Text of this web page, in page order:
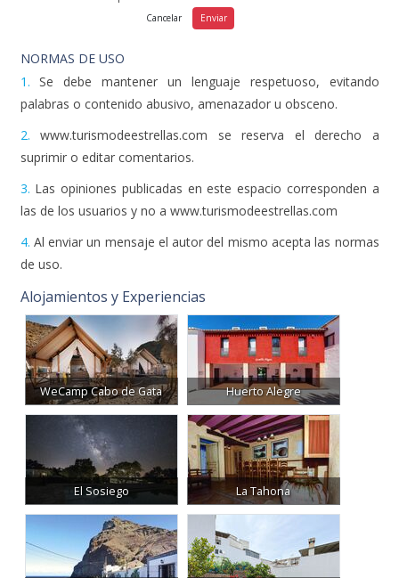
NORMAS DE USO
1. Se debe mantener un lenguaje respetuoso, evitando
palabras o contenido abusivo, amenazador u obsceno.
2. www.turismodeestrellas.com se reserva el derecho a
suprimir o editar comentarios.
3. Las opiniones publicadas en este espacio corresponden a
las de los usuarios y no a www.turismodeestrellas.com
4. Al enviar un mensaje el autor del mismo acepta las normas
de uso.
Alojamientos y Experiencias
WeCamp Cabo de Gata Huerto Alegre
El Sosiego La Tahona